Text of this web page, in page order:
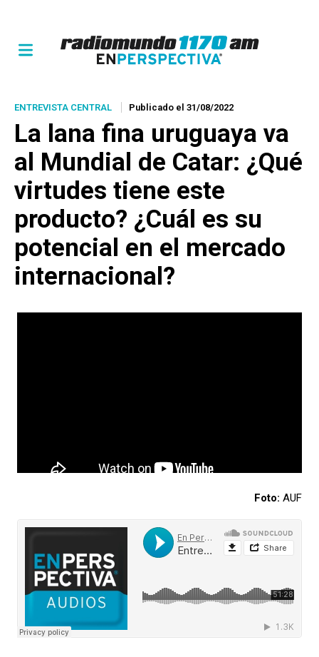
ENTREVISTA CENTRAL Publicado el 31/08/2022
La lana fina uruguaya va
al Mundial de Catar: ¿Qué
virtudes tiene este
producto? ¿Cuál es su
potencial en el mercado
internacional?
Foto: AUF